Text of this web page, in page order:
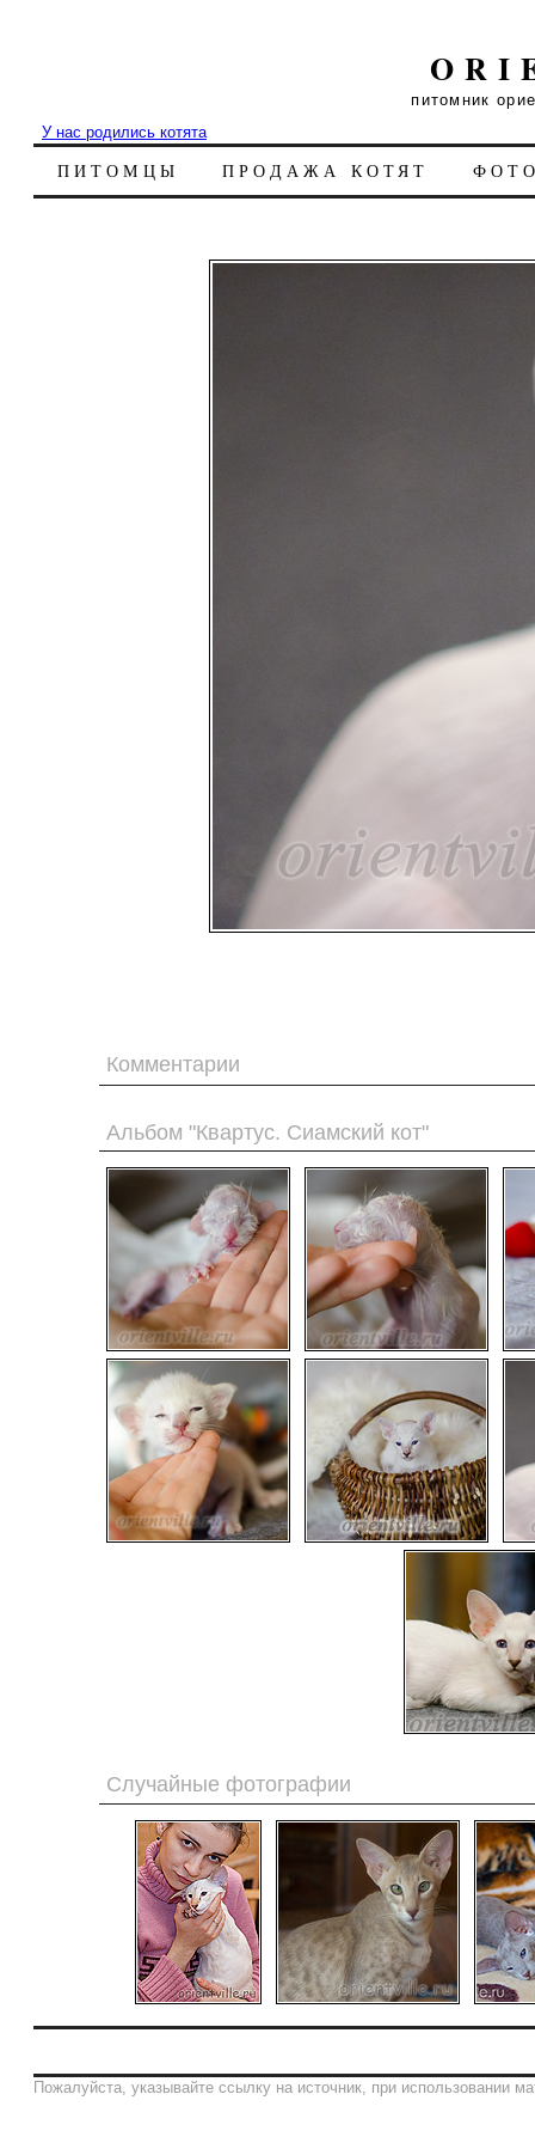
питомник
У нас родились котята
ПИТОМЦЫ ПРОДАЖА КОТЯТ
Комментарии
Альбом "Квартус. Сиамский кот"
Случайные фотографии
Пожалуйста, указывайте ссылку на источник, при использовании